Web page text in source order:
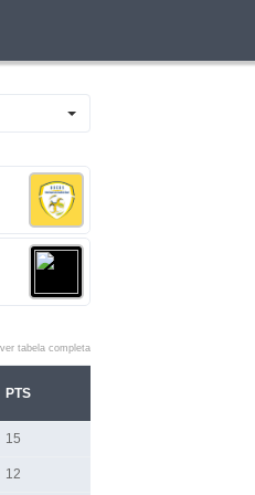
ver tabela completa
PTS
15
12